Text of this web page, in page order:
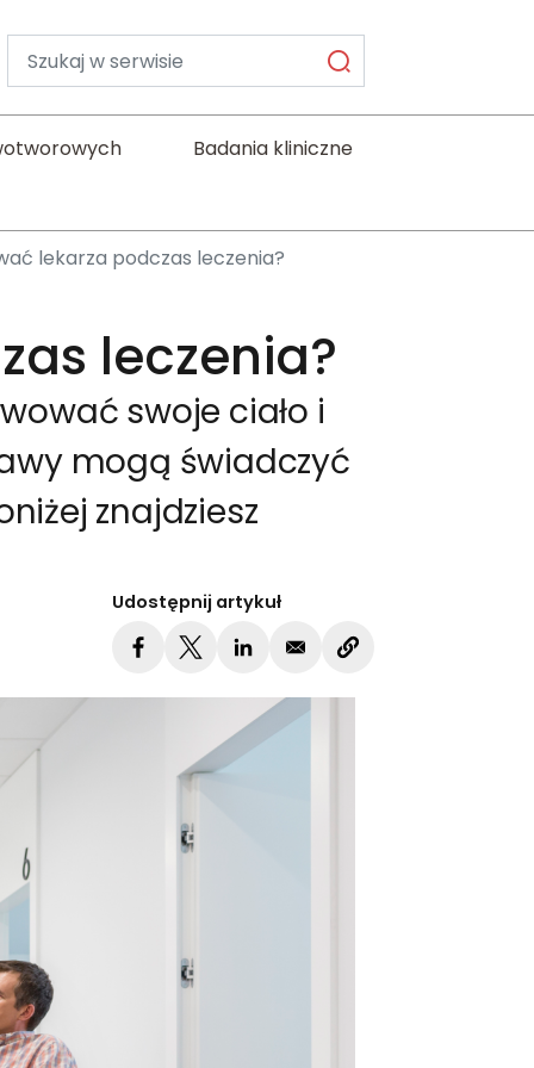
Wyszukiwarka
Badania kliniczne
lekarza podczas leczenia?
leczenia?
swoje ciało i
mogą świadczyć
znajdziesz
Udostępnij artykuł